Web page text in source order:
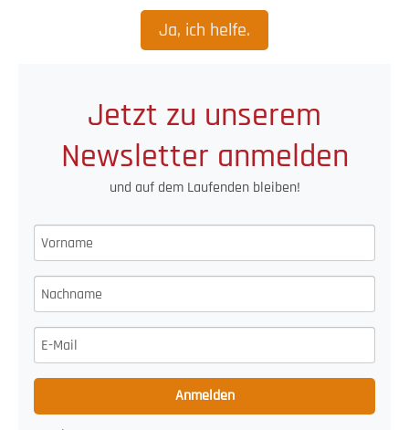
Ja, ich helfe.
Jetzt zu unserem
Newsletter anmelden
und auf dem Laufenden bleiben!
Anmelden